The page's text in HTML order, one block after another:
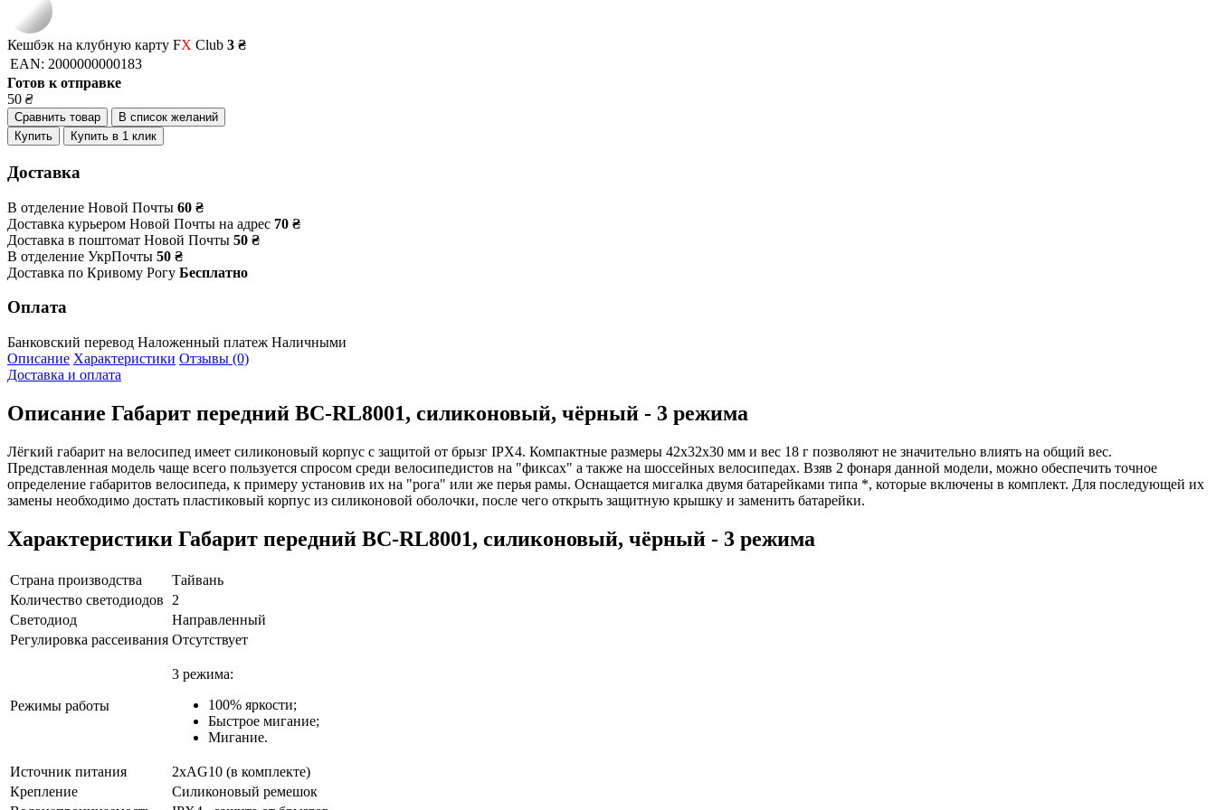
Кешбэк на клубную карту FX Club 3 ₴
EAN: 2000000000183
Готов к отправке
50 ₴
Сравнить товар
В список желаний
Купить
Купить в 1 клик
Доставка
В отделение Новой Почты 60 ₴
Доставка курьером Новой Почты на адрес 70 ₴
Доставка в поштомат Новой Почты 50 ₴
В отделение УкрПочты 50 ₴
Доставка по Кривому Рогу Бесплатно
Оплата
Банковский перевод Наложенный платеж Наличными
Описание Характеристики Отзывы (0)
Доставка и оплата
Описание Габарит передний BC-RL8001, силиконовый, чёрный - 3 режима
Лёгкий габарит на велосипед имеет силиконовый корпус с защитой от брызг IPX4. Компактные размеры 42x32x30 мм и вес 18 г позволяют не значительно влиять на общий вес.
Представленная модель чаще всего пользуется спросом среди велосипедистов на "фиксах" а также на шоссейных велосипедах. Взяв 2 фонаря данной модели, можно обеспечить точное
определение габаритов велосипеда, к примеру установив их на "рога" или же перья рамы. Оснащается мигалка двумя батарейками типа *, которые включены в комплект. Для последующей их
замены необходимо достать пластиковый корпус из силиконовой оболочки, после чего открыть защитную крышку и заменить батарейки.
Характеристики Габарит передний BC-RL8001, силиконовый, чёрный - 3 режима
Страна производства
Тайвань
Количество светодиодов
2
Светодиод
Направленный
Регулировка рассеивания Отсутствует
Режимы работы
3 режима:
100% яркости;
Быстрое мигание;
Мигание.
Источник питания
2xAG10 (в комплекте)
Крепление
Силиконовый ремешок